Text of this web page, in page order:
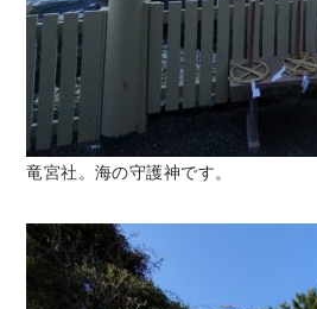
竜宮社。海の守護神です。